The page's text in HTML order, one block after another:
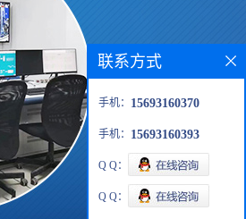
联系方式
手机： 15693160370
手机： 15693160393
Q Q：
Q Q：